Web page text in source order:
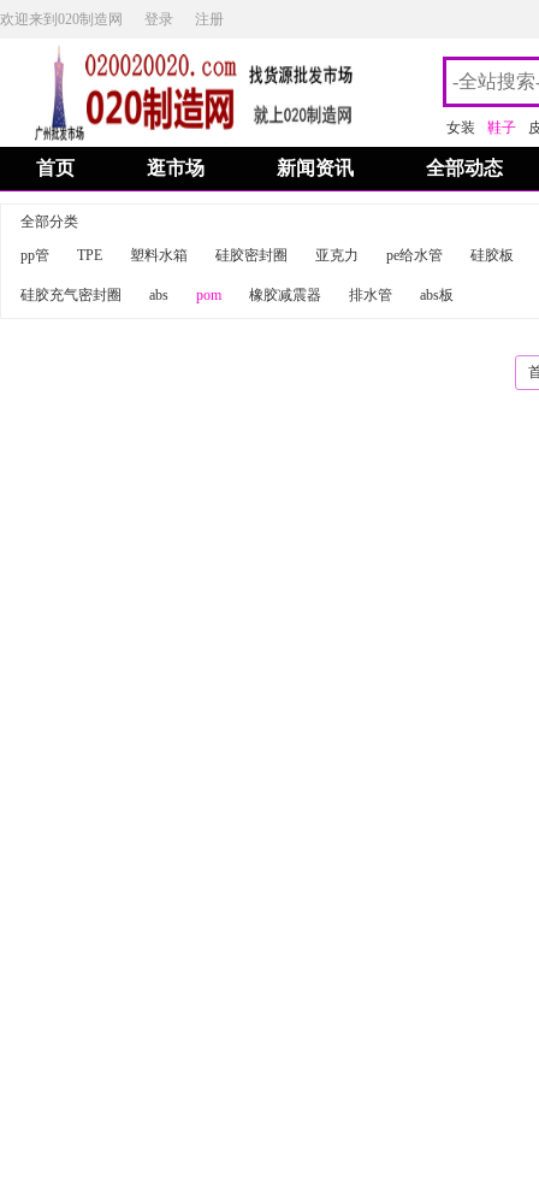
欢迎来到020制造网 登录 注册
女装 鞋子
首页 逛市场 新闻资讯 全部动态
全部分类
pp管
TPE 塑料水箱 硅胶密封圈 亚克力 pe给水管 硅胶板
硅胶充气密封圈 abs pom 橡胶减震器 排水管 abs板